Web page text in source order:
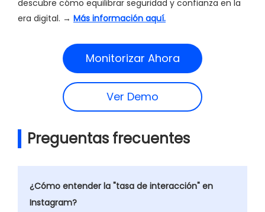
descubre cómo equilibrar seguridad y confianza en la
era digital. → Más información aquí.
Monitorizar Ahora
Ver Demo
Preguentas frecuentes
¿Cómo entender la "tasa de interacción" en
Instagram?